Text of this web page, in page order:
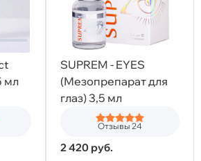
мл
SUPREM - EYES
(Мезопрепарат для
глаз) 3,5 мл
Отзывы 24
2 420 руб.